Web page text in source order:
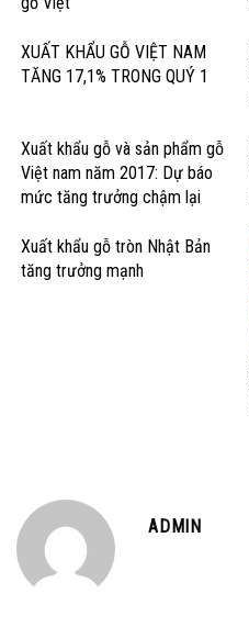
XUẤT KHẨU GỖ VIỆT NAM
TĂNG 17,1% TRONG QUÝ 1
Xuất khẩu gỗ và sản phẩm gỗ
Việt nam năm 2017: Dự báo
mức tăng trưởng chậm lại
Xuất khẩu gỗ tròn Nhật Bản
tăng trưởng mạnh
ADMIN